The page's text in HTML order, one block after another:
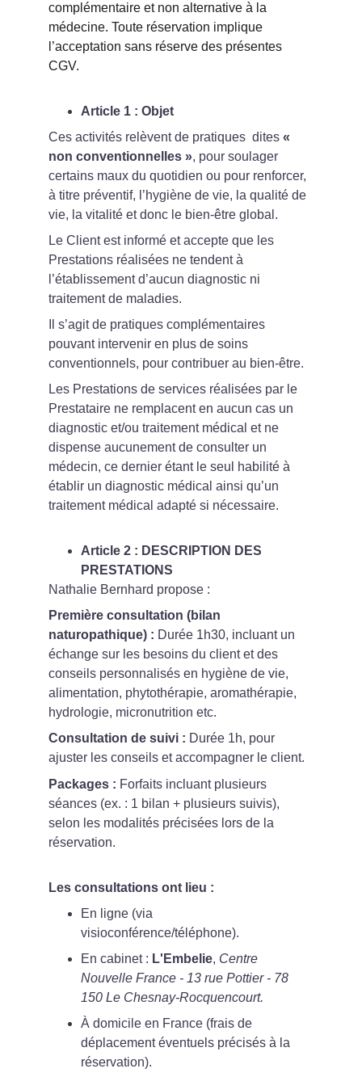
complémentaire et non alternative à la
médecine. Toute réservation implique
l’acceptation sans réserve des présentes
CGV.
Article 1 : Objet
Ces activités relèvent de pratiques  dites «
non conventionnelles », pour soulager
certains maux du quotidien ou pour renforcer,
à titre préventif, l’hygiène de vie, la qualité de
vie, la vitalité et donc le bien-être global.
Le Client est informé et accepte que les
Prestations réalisées ne tendent à
l’établissement d’aucun diagnostic ni
traitement de maladies.
Il s’agit de pratiques complémentaires
pouvant intervenir en plus de soins
conventionnels, pour contribuer au bien-être.
Les Prestations de services réalisées par le
Prestataire ne remplacent en aucun cas un
diagnostic et/ou traitement médical et ne
dispense aucunement de consulter un
médecin, ce dernier étant le seul habilité à
établir un diagnostic médical ainsi qu’un
traitement médical adapté si nécessaire.
Article 2 : DESCRIPTION DES
PRESTATIONS
Nathalie Bernhard propose :
Première consultation (bilan
naturopathique) : Durée 1h30, incluant un
échange sur les besoins du client et des
conseils personnalisés en hygiène de vie,
alimentation, phytothérapie, aromathérapie,
hydrologie, micronutrition etc.
Consultation de suivi : Durée 1h, pour
ajuster les conseils et accompagner le client.
Packages : Forfaits incluant plusieurs
séances (ex. : 1 bilan + plusieurs suivis),
selon les modalités précisées lors de la
réservation.
Les consultations ont lieu :
En ligne (via
visioconférence/téléphone).
En cabinet : L'Embelie, Centre
Nouvelle France - 13 rue Pottier - 78
150 Le Chesnay-Rocquencourt.
À domicile en France (frais de
déplacement éventuels précisés à la
réservation).